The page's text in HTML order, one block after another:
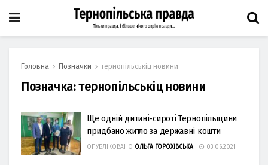
Головна Позначки тернопільськіц новини
Позначка:тернопільськіц новини
Ще одній дитині-сироті Тернопільщини
придбано житло за державні кошти
ОПУБЛІКОВАНО ОЛЬГА ГОРОХІВСЬКА 03.06.2021